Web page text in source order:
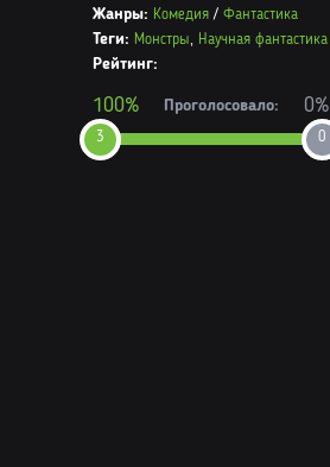
Жанры: Комедия/ Фантастика
Теги: Монстры, Научная фантастика
Рейтинг:
3
100% Проголосовало:
0
0%